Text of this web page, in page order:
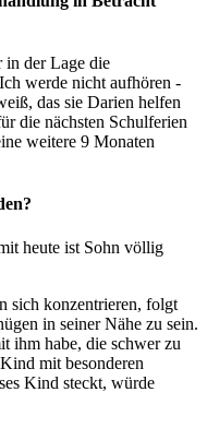
der Lage die
werde nicht aufhören -
das sie Darien helfen
die nächsten Schulferien
weitere 9 Monaten
heute ist Sohn völlig
sich konzentrieren, folgt
in seiner Nähe zu sein.
ihm habe, die schwer zu
mit besonderen
Kind steckt, würde